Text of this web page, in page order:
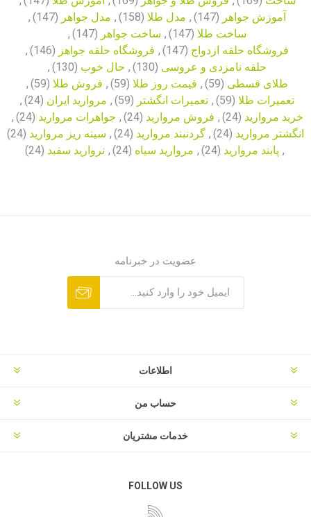
آموزش جواهر (147)
, مدل طلا (158)
, مدل جواهر (147)
,
ساخت طلا (147)
, ساخت جواهر (147)
,
فروشگاه حلقه ازدواج (147)
, فروشگاه حلقه جواهز (146)
,
حلقه نامزدی و عروسی (130)
, حال خوب (130)
,
طلای قسطی (59)
, قیمت روز طلا (59)
, فروش طلا (59)
,
تعمیرات طلا (59)
, تعمیرات انگشتر (59)
, مروارید ایران (24)
,
خرید مروارید (24)
, فروش مروارید (24)
, جواهرات مروارید (24)
,
انگشتر مروارید (24)
, گردنبند مروارید (24)
, سینه ریز مروارید (24)
, پابند مروارید (24)
, مروارید سیاه (24)
, نروارید سفبد (24)
عضویت در خبرنامه
اطلاعات
حساب من
خدمات مشتریان
FOLLOW US